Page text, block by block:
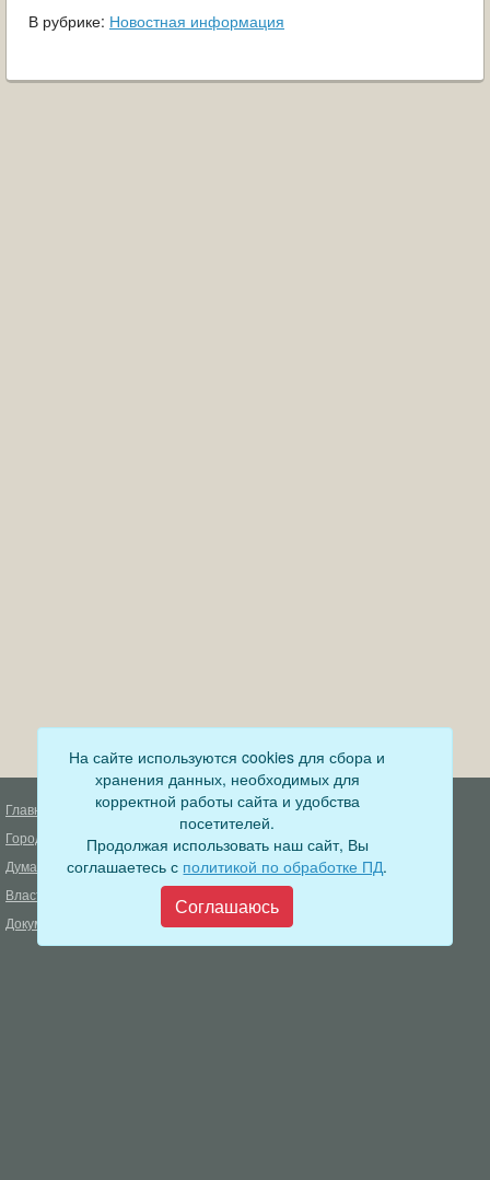
В рубрике: Новостная информация
Главная
Город
Дума
Власть
Документы
ОФИЦИАЛЬНЫЙ ВЕСТНИК
Деятельность прокуратуры
Муниципальный контроль
Меры пожарной безопасности
Формирование комфортной
городской среды
На сайте используются cookies для сбора и
хранения данных, необходимых для
корректной работы сайта и удобства
посетителей.
Продолжая использовать наш сайт, Вы
соглашаетесь с политикой по обработке ПД.
Соглашаюсь